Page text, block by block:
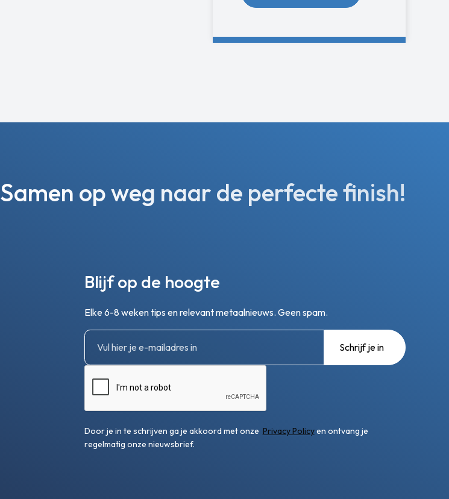
Samen op weg naar de perfecte finish!
Blijf op de hoogte
Elke 6-8 weken tips en relevant metaalnieuws. Geen spam.
Door je in te schrijven ga je akkoord met onze Privacy Policyen ontvang je
regelmatig onze nieuwsbrief.